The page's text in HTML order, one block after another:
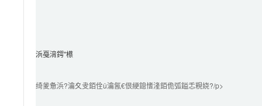
浜戞湇鍔″櫒
绮夎惫浜?瀹夊叏銆佺ǔ瀹氥€佷綆鎴愭湰銆佹弧鎰忎粯娆?/p>